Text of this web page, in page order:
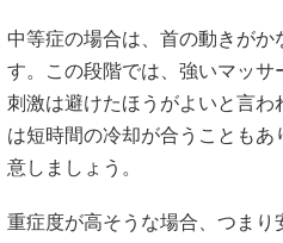
中等症の場合は、首の動きがか
す。この段階では、強いマッ
刺激は避けたほうがよいと言
は短時間の冷却が合うことも
意しましょう。
重症度が高そうな場合、つま